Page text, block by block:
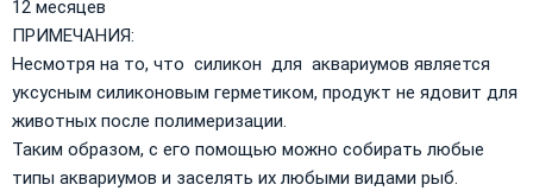
12 месяцев
ПРИМЕЧАНИЯ:
Несмотря на то, что силикон для аквариумов является
уксусным силиконовым герметиком, продукт не ядовит для
животных после полимеризации.
Таким образом, с его помощью можно собирать любые
типы аквариумов и заселять их любыми видами рыб.